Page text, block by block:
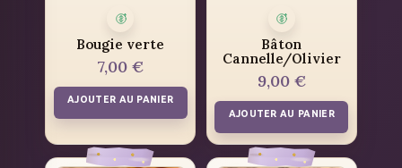
Bougie verte
7,00 €
AJOUTER AU PANIER
Bâton
Cannelle/Olivier
9,00 €
AJOUTER AU PANIER